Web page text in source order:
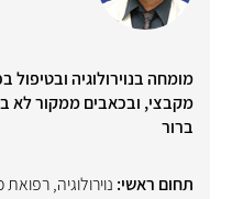
מומחה בנוירולוגיה
מקבצי, ובכאבים ממקור לא
ברור
תחום ראשי: נוירולוגיה,רפואת